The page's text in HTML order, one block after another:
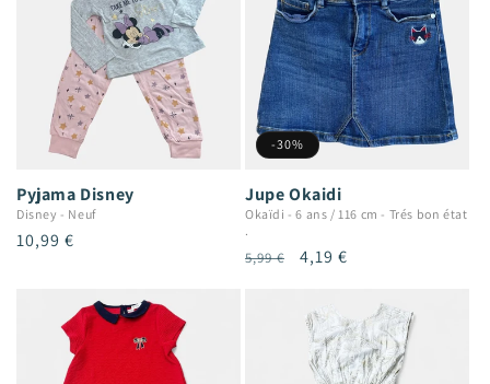
Pyjama Disney
Disney - Neuf
Prix
10,99 €
-30%
Jupe Okaidi
Okaïdi -6 ans / 116 cm - Trés bon état
Prix
5,99 €
Prix
4,19 €